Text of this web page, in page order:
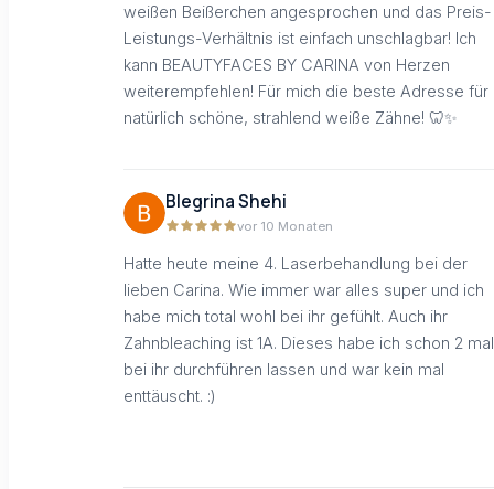
weißen Beißerchen angesprochen und das Preis-
Leistungs-Verhältnis ist einfach unschlagbar! Ich
kann BEAUTYFACES BY CARINA von Herzen
weiterempfehlen! Für mich die beste Adresse für
natürlich schöne, strahlend weiße Zähne! 🦷✨
Blegrina Shehi
vor 10 Monaten
Hatte heute meine 4. Laserbehandlung bei der
lieben Carina. Wie immer war alles super und ich
habe mich total wohl bei ihr gefühlt. Auch ihr
Zahnbleaching ist 1A. Dieses habe ich schon 2 mal
bei ihr durchführen lassen und war kein mal
enttäuscht. :)